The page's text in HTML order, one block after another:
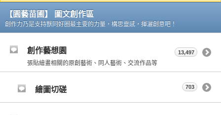
【園藝苗圃】 圖文創作區
創作力乃是支持獸同好圈最主要的力量，構思靈感，揮灑創意吧！
創作藝想園
張貼繪畫相關的原創藝術、同人藝術、交流作品等
13,497
繪圖切磋 703